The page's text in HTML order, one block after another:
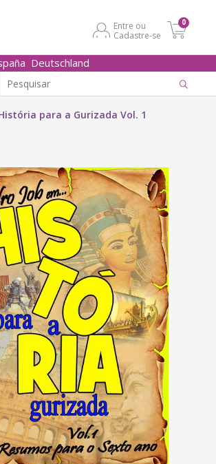
Entre ou
Cadastre-se
0
Deutschland
para a Gurizada Vol. 1